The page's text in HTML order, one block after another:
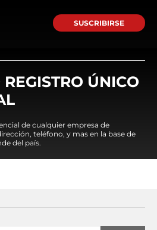
SUSCRIBIRSE
ÚNICO
de cualquier empresa de
teléfono, y mas en la base de
del país.